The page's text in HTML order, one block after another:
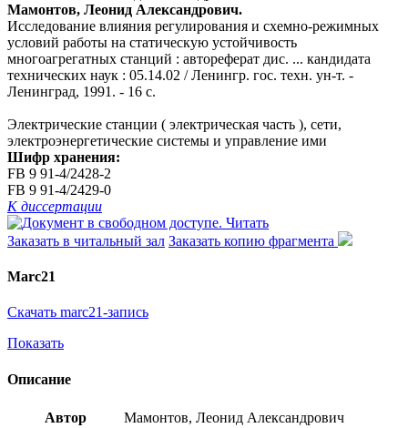
Мамонтов, Леонид Александрович.
Исследование влияния регулирования и схемно-режимных
условий работы на статическую устойчивость
многоагрегатных станций : автореферат дис. ... кандидата
технических наук : 05.14.02 / Ленингр. гос. техн. ун-т. -
Ленинград, 1991. - 16 с.
Электрические станции ( электрическая часть ), сети,
электроэнергетические системы и управление ими
Шифр хранения:
FB 9 91-4/2428-2
FB 9 91-4/2429-0
К диссертации
Читать
Заказать в читальный зал Заказать копию фрагмента
Marc21
Скачать marc21-запись
Показать
Описание
Автор Мамонтов, Леонид Александрович